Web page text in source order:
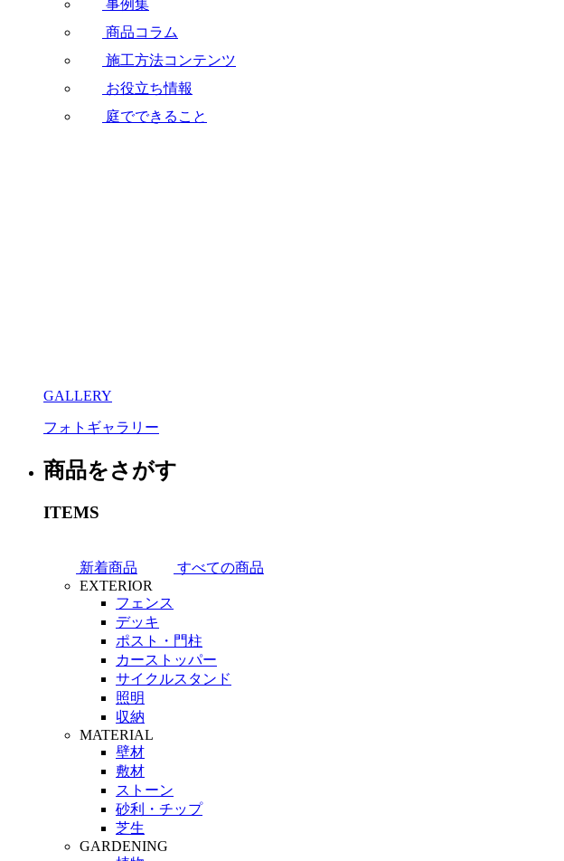
事例集
商品コラム
施工方法コンテンツ
お役立ち情報
庭でできること
GALLERY
フォトギャラリー
商品をさがす
ITEMS
新着商品
すべての商品
EXTERIOR
フェンス
デッキ
ポスト・門柱
カーストッパー
サイクルスタンド
照明
収納
MATERIAL
壁材
敷材
ストーン
砂利・チップ
芝生
GARDENING